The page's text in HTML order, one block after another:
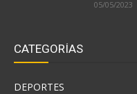
05/05/2023
CATEGORÍAS
DEPORTES